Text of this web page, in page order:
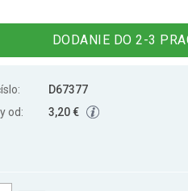
DODANIE DO 2-3
D67377
od:
3,20 €